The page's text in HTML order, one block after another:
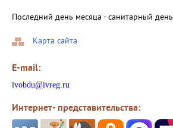
Последний день месяца - санитарный день
Карта сайта
E-mail:
ivobdu@ivreg.ru
Интернет- представительства: